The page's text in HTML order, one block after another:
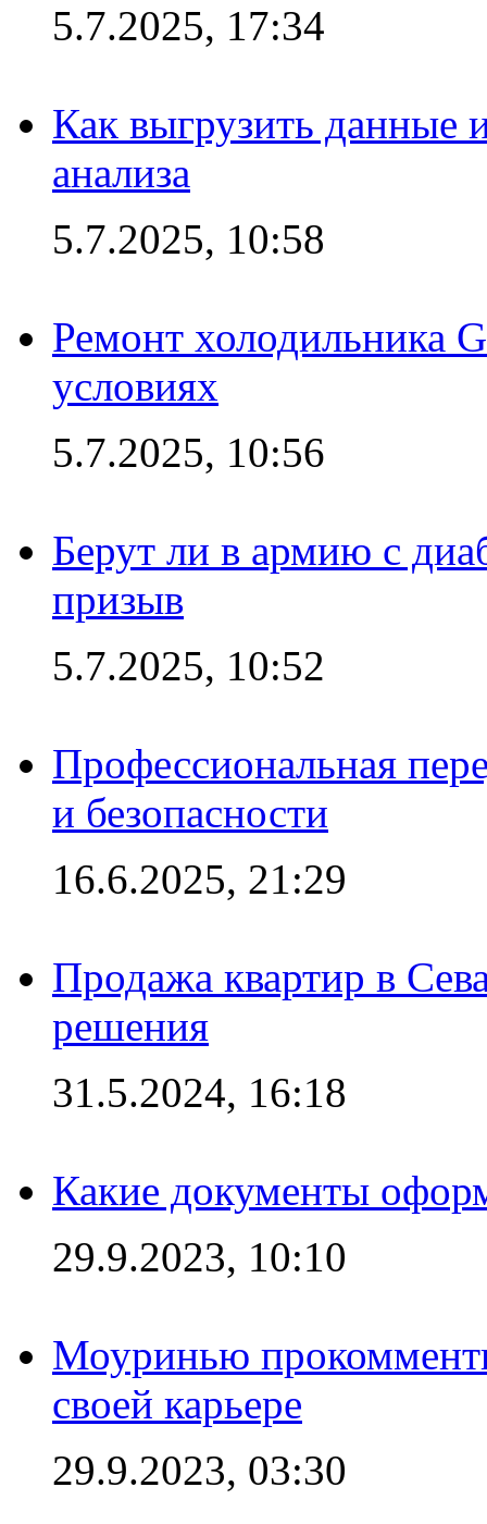
5.7.2025, 17:34
Как выгрузить данные
анализа
5.7.2025, 10:58
Ремонт холодильника
условиях
5.7.2025, 10:56
Берут ли в армию с
призыв
5.7.2025, 10:52
Профессиональная
и безопасности
16.6.2025, 21:29
Продажа квартир в
решения
31.5.2024, 16:18
Какие документы
29.9.2023, 10:10
Моуринью
своей карьере
29.9.2023, 03:30